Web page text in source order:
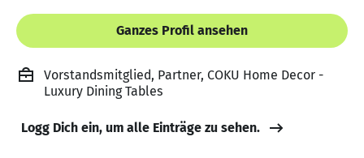
Ganzes Profil ansehen
Vorstandsmitglied, Partner, COKU Home Decor -
Luxury Dining Tables
Logg Dich ein, um alle Einträge zu sehen.